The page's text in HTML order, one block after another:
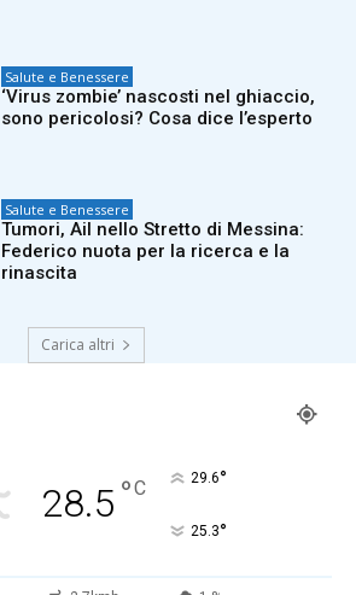
Salute e Benessere
‘Virus zombie’ nascosti nel ghiaccio,
sono pericolosi? Cosa dice l’esperto
Salute e Benessere
Tumori, Ail nello Stretto di Messina:
Federico nuota per la ricerca e la
rinascita
Carica altri
28.5 °C 29.6°
25.3°